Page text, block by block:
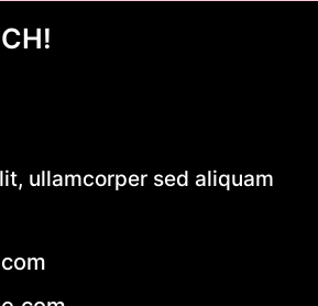
ullamcorper sed aliquam